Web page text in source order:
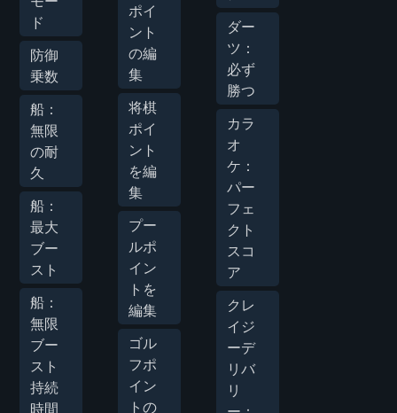
ド
防御
乗数
船：
無限
の耐
久
船：
最大
ブー
スト
船：
無限
ブー
スト
持続
時間
ポイ
ント
の編
集
将棋
ポイ
ント
を編
集
プー
ルポ
イン
トを
編集
ゴル
フポ
イン
トの
ダー
ツ：
必ず
勝つ
カラ
オ
ケ：
パー
フェ
クト
スコ
ア
クレ
イジ
ーデ
リバ
リ